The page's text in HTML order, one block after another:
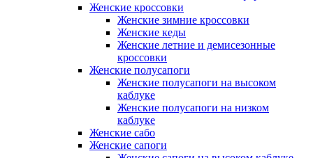
Женские кроссовки
Женские зимние кроссовки
Женские кеды
Женские летние и демисезонные
кроссовки
Женские полусапоги
Женские полусапоги на высоком
каблуке
Женские полусапоги на низком
каблуке
Женские сабо
Женские сапоги